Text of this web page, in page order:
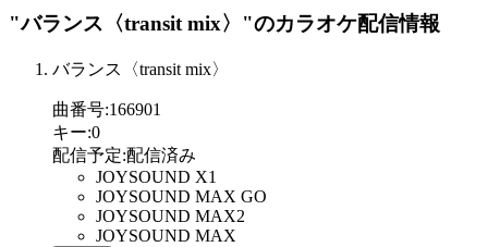
"バランス〈transit mix〉"のカラオケ配信情報
バランス〈transit mix〉
曲番号:166901
キー:0
配信予定:配信済み
JOYSOUND X1
JOYSOUND MAX GO
JOYSOUND MAX2
JOYSOUND MAX